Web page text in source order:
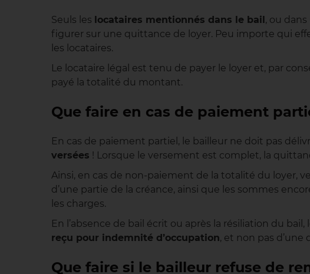
Seuls les locataires mentionnés dans le bail , ou
figurer sur une quittance de loyer. Peu importe qui
les locataires.
Le locataire légal est tenu de payer le loyer et, par
payé la totalité du montant.
Que faire en cas de paiement
En cas de paiement partiel, le bailleur ne doit pas
versées ! Lorsque le versement est complet, la
Ainsi, en cas de non-paiement de la totalité du loyer,
d’une partie de la créance, ainsi que les sommes
les charges.
En l’absence de bail écrit ou après la résiliation du
reçu pour indemnité d’occupation, et non pas d’une
Que faire si le bailleur refuse de